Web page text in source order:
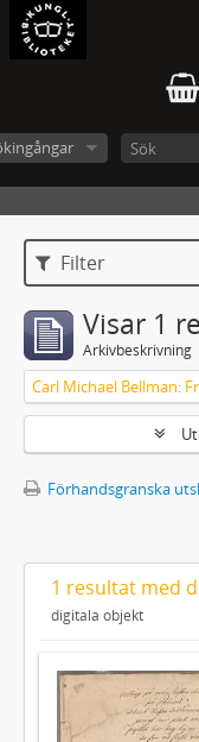
Filter
Visar 1
Arkivbeskrivning
Förhandsgranska
1 resultat med
digitala objekt